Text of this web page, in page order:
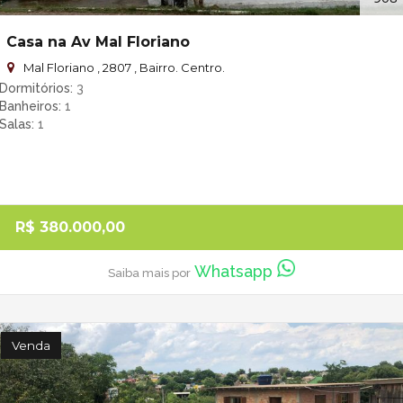
Casa na Av Mal Floriano
Mal Floriano , 2807 , Bairro. Centro.
Dormitórios 3
Banheiros 1
Salas 1
R$ 380.000,00
Saiba mais por Whatsapp
Venda